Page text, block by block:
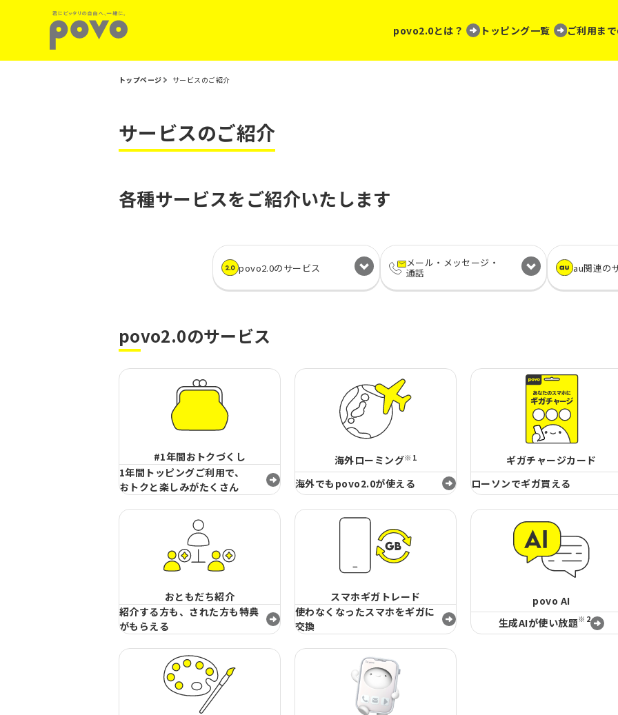
povo2.0とは？ トッピング一覧 ご利用ま
トップページ サービスのご紹介
サービスのご紹介
各種サービスをご紹介いたします
povo2.0のサービス メール・ メッセージ・
通話 au関連の
povo2.0のサービス
#1年間おトクづくし
1年間トッピングご利用で、
おトクと楽しみがたくさん
海外ローミング※1
海外でもpovo2.0が使える
ギガチャージカード
ローソンでギガ買える
おともだち紹介
紹介する方も、された方も特典
がもらえる
スマホギガトレード
使わなくなったスマホをギガに
交換
povo AI
生成AIが使い放題※2